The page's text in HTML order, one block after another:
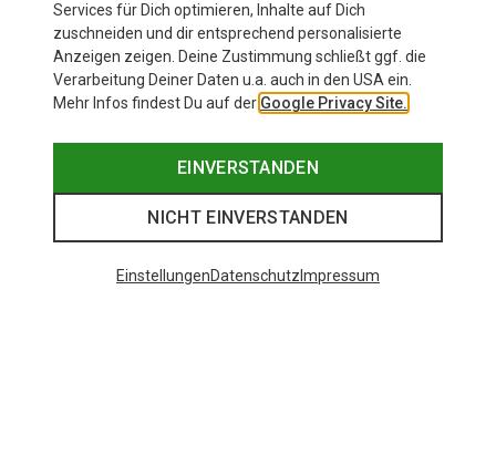
Services für Dich optimieren, Inhalte auf Dich
zuschneiden und dir entsprechend personalisierte
Anzeigen zeigen. Deine Zustimmung schließt ggf. die
Verarbeitung Deiner Daten u.a. auch in den USA ein.
Mehr Infos findest Du auf der Google Privacy Site.
EINVERSTANDEN
NICHT EINVERSTANDEN
EinstellungenDatenschutz Impressum